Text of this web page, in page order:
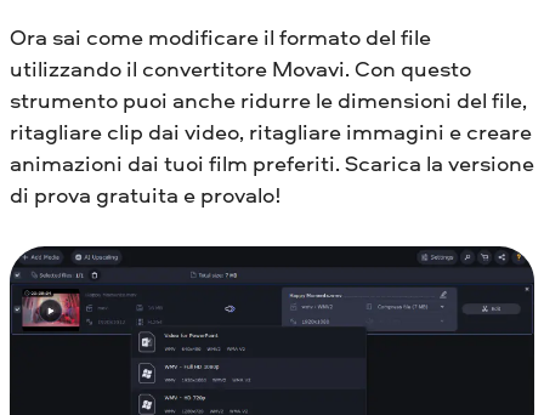
Ora sai come modificare il formato del file
utilizzando il convertitore Movavi. Con questo
strumento puoi anche ridurre le dimensioni del file,
ritagliare clip dai video, ritagliare immagini e creare
animazioni dai tuoi film preferiti. Scarica la versione
di prova gratuita e provalo!